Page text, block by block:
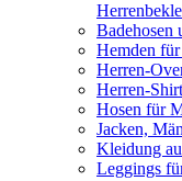
Badehosen
Hemden
Herren-
Herren-
Hosen für
Jacken,
Kleidung
Leggings